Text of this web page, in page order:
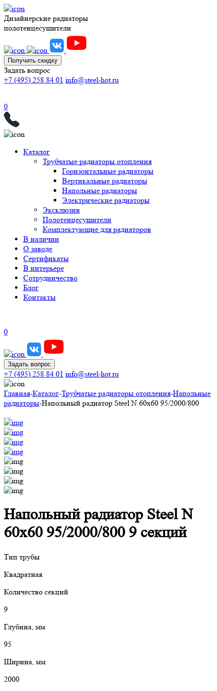
Дизайнерские радиаторы
полотенцесушители
Получить скидку
Задать вопрос
+7 (495) 258 84 01 info@steel-hot.ru
0
Каталог
Трубчатые радиаторы отопления
Горизонтальные радиаторы
Вертикальные радиаторы
Напольные радиаторы
Электрические радиаторы
Эксклюзив
Полотенцесушители
Комплектующие для радиаторов
В наличии
О заводе
Сертификаты
В интерьере
Сотрудничество
Блог
Контакты
0
Задать вопрос
+7 (495) 258 84 01 info@steel-hot.ru
Главная-Каталог-Трубчатые радиаторы отопления-Напольные
радиаторы-Напольный радиатор Steel N 60х60 95/2000/800
Напольный радиатор Steel N
60х60 95/2000/800 9 секций
Тип трубы
Квадратная
Количество секций
9
Глубина, мм
95
Ширина, мм
2000